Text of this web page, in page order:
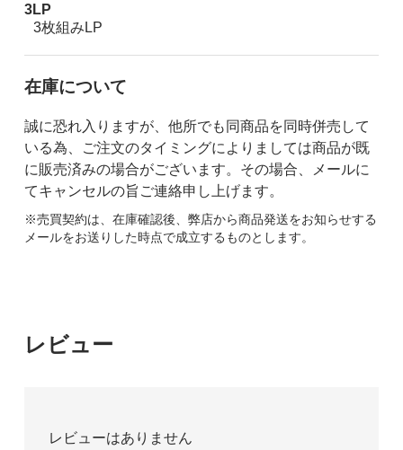
3LP
3枚組みLP
在庫について
誠に恐れ入りますが、他所でも同商品を同時併売して
いる為、ご注文のタイミングによりましては商品が既
に販売済みの場合がございます。その場合、メールに
てキャンセルの旨ご連絡申し上げます。
※売買契約は、在庫確認後、弊店から商品発送をお知らせする
メールをお送りした時点で成立するものとします。
レビュー
レビューはありません